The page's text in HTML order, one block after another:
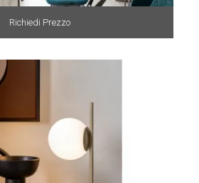
Richiedi Prezzo